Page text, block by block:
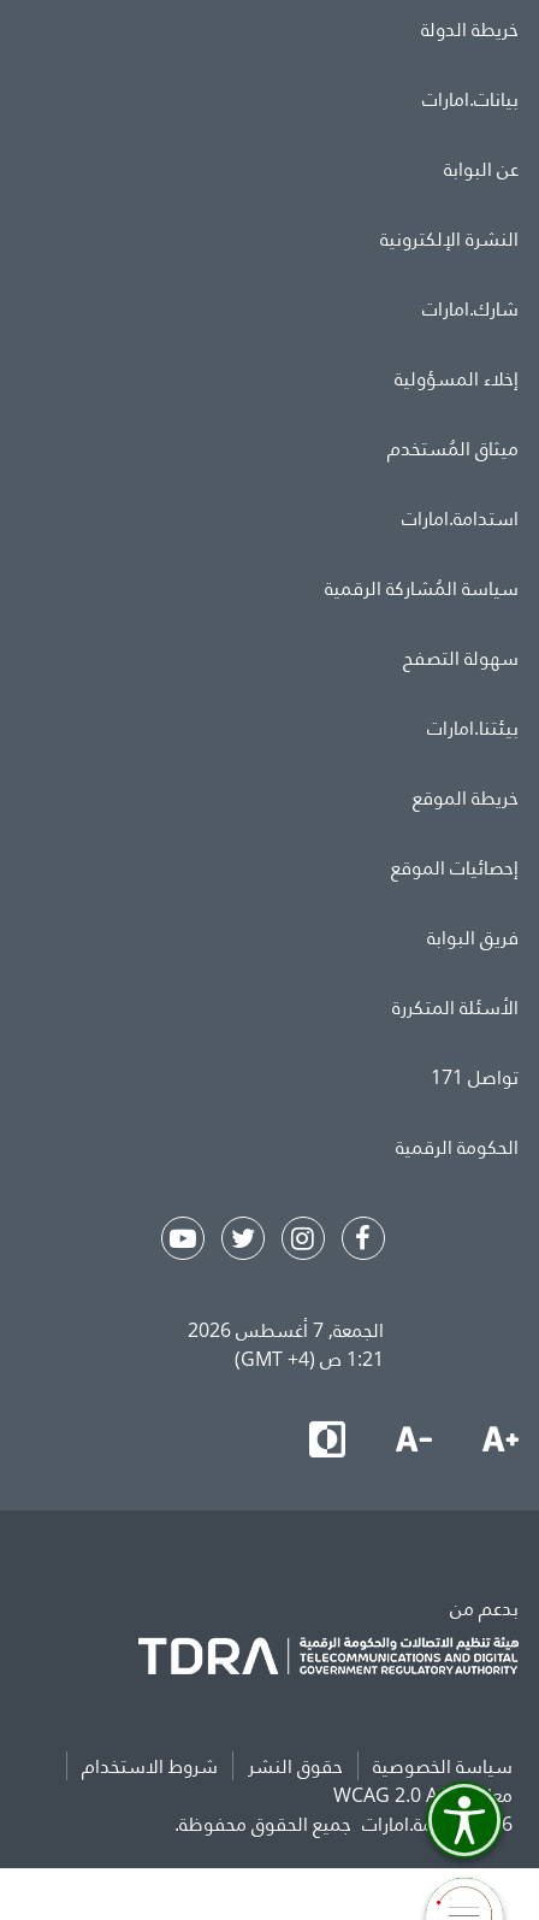
خريطة الدولة
بيانات.امارات
عن البوابة
النشرة الإلكترونية
شارك.امارات
إخلاء المسؤولية
ميثاق المُستخدم
استدامة.امارات
سياسة المُشاركة الرقمية
سهولة التصفح
بيئتنا.امارات
خريطة الموقع
إحصائيات الموقع
فريق البوابة
الأسئلة المتكررة
تواصل 171
الحكومة الرقمية
الجمعة, 7 أغسطس 2026
1:21 ص (GMT +4)
بدعم من
سياسة الخصوصية حقوق النشر
شروط الاستخدام
معايير WCAG 2.0 AAA
2026 حكومة.امارات
جميع الحقوق محفوظة.